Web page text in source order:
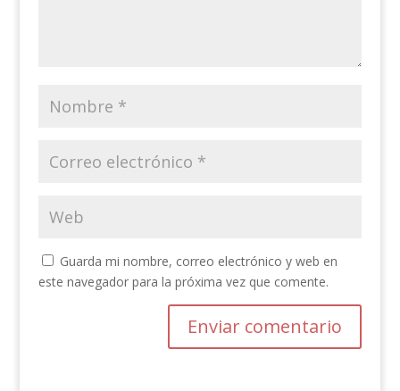
Guarda mi nombre, correo electrónico y web en
este navegador para la próxima vez que comente.